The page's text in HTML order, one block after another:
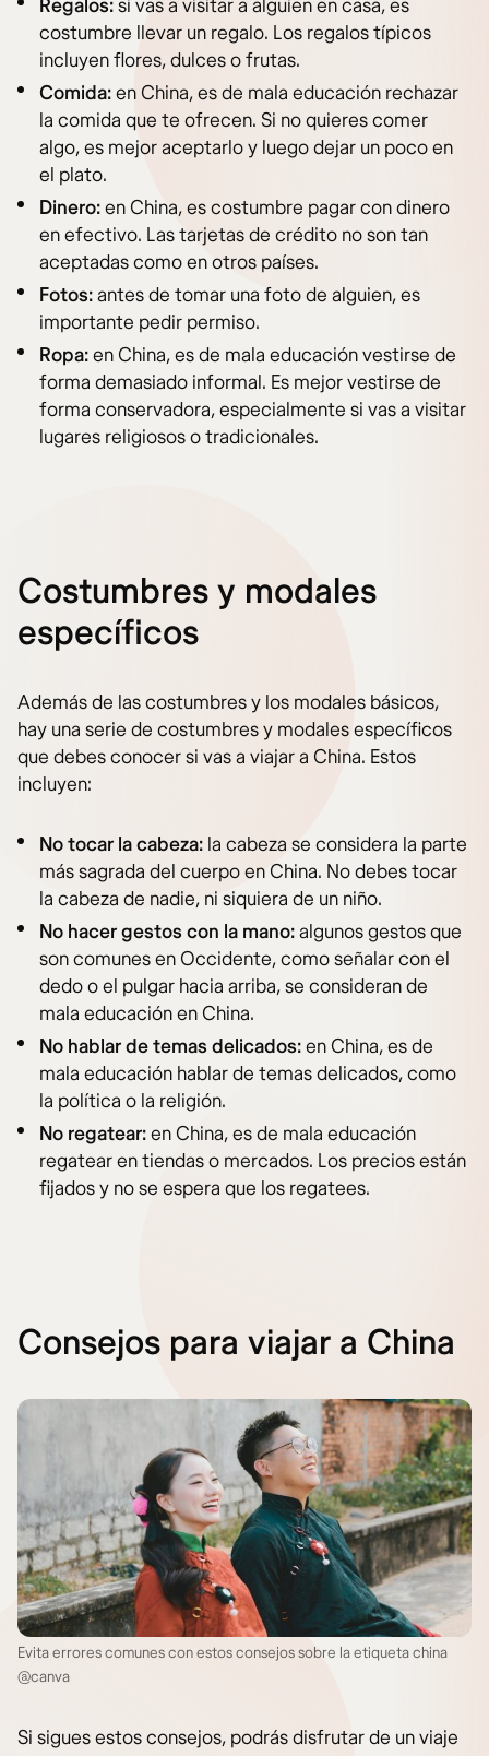
Regalos:si vas a visitar a alguien en casa, es
costumbre llevar un regalo. Los regalos típicos
incluyen flores, dulces o frutas.
Comida:en China, es de mala educación rechazar
la comida que te ofrecen. Si no quieres comer
algo, es mejor aceptarlo y luego dejar un poco en
el plato.
Dinero:en China, es costumbre pagar con dinero
en efectivo. Las tarjetas de crédito no son tan
aceptadas como en otros países.
Fotos:antes de tomar una foto de alguien, es
importante pedir permiso.
Ropa:en China, es de mala educación vestirse de
forma demasiado informal. Es mejor vestirse de
forma conservadora, especialmente si vas a visitar
lugares religiosos o tradicionales.
Costumbres y modales
específicos
Además de las costumbres y los modales básicos,
hay una serie de costumbres y modales específicos
que debes conocer si vas a viajar a China. Estos
incluyen:
No tocar la cabeza: la cabeza se considera la parte
más sagrada del cuerpo en China. No debes tocar
la cabeza de nadie, ni siquiera de un niño.
No hacer gestos con la mano:algunos gestos que
son comunes en Occidente, como señalar con el
dedo o el pulgar hacia arriba, se consideran de
mala educación en China.
No hablar de temas delicados:en China, es de
mala educación hablar de temas delicados, como
la política o la religión.
No regatear:en China, es de mala educación
regatear en tiendas o mercados. Los precios están
fijados y no se espera que los regatees.
Consejos para viajar a China
Evita errores comunes con estos consejos sobre la etiqueta china
@canva
Si sigues estos consejos, podrás disfrutar de un viaje